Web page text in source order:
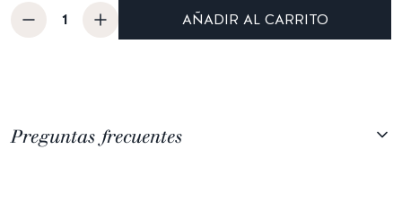
AÑADIR AL CARRITO
Preguntas frecuentes